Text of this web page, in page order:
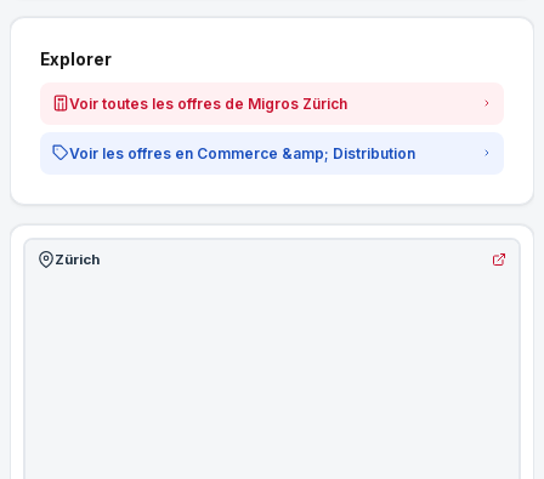
Explorer
Voir toutes les offres de Migros Zürich
Voir les offres en Commerce &amp; Distribution
Zürich